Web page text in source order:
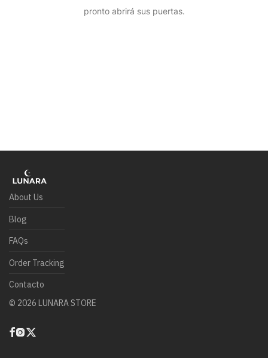
pronto abrirá sus puertas.
About Us
Blog
FAQs
Order Tracking
Contacto
© 2026 LUNARA STORE